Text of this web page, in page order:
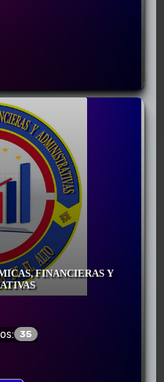
FINANCIERAS Y
35